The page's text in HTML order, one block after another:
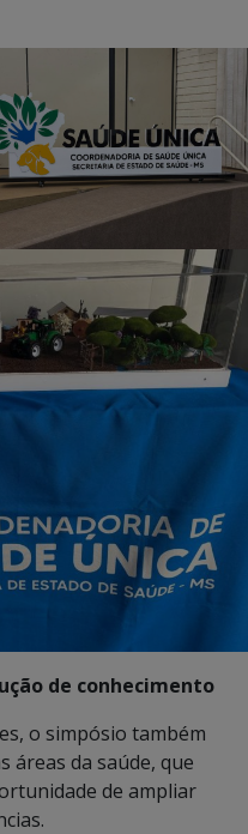
de conhecimento
o simpósio também
áreas da saúde, que
de ampliar